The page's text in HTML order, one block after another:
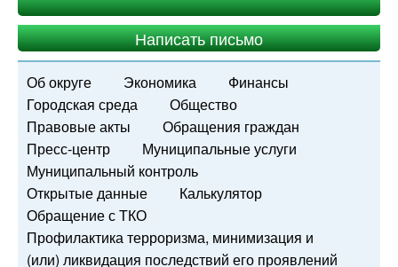
Написать письмо
Об округе Экономика
Финансы
Городская среда
Общество
Правовые акты
Обращения граждан
Пресс-центр
Муниципальные услуги
Муниципальный контроль
Открытые данные
Калькулятор
Обращение с ТКО
Профилактика терроризма, минимизация и
(или) ликвидация последствий его проявлений